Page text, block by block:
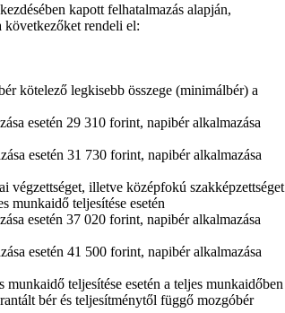
kapott felhatalmazás alapján,
következőket rendeli el:
kötelező legkisebb összege (minimálbér) a
esetén 29 310 forint, napibér alkalmazása
esetén 31 730 forint, napibér alkalmazása
illetve középfokú szakképzettséget
munkaidő teljesítése esetén
esetén 37 020 forint, napibér alkalmazása
esetén 41 500 forint, napibér alkalmazása
teljesítése esetén a teljes munkaidőben
bér és teljesítménytől függő mozgóbér